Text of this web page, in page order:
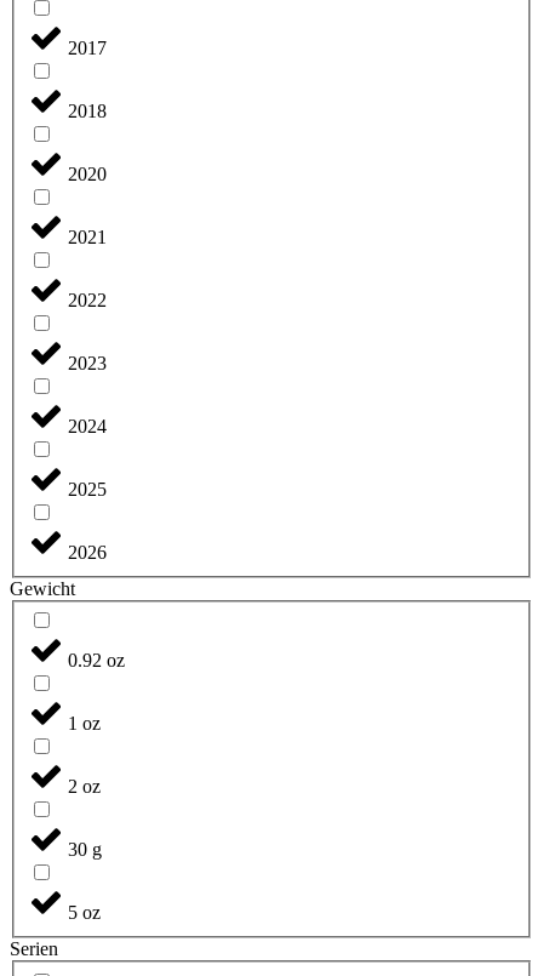
2017
2018
2020
2021
2022
2023
2024
2025
2026
Gewicht
0.92 oz
1 oz
2 oz
30 g
5 oz
Serien